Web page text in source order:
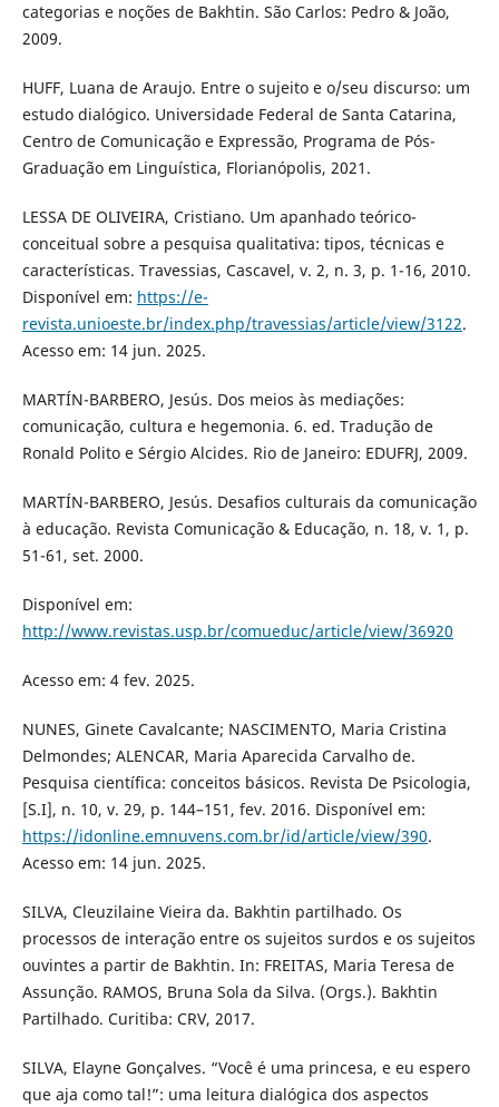
categorias e noções de Bakhtin. São Carlos: Pedro & João,
2009.
HUFF, Luana de Araujo. Entre o sujeito e o/seu discurso: um
estudo dialógico. Universidade Federal de Santa Catarina,
Centro de Comunicação e Expressão, Programa de Pós-
Graduação em Linguística, Florianópolis, 2021.
LESSA DE OLIVEIRA, Cristiano. Um apanhado teórico-
conceitual sobre a pesquisa qualitativa: tipos, técnicas e
características. Travessias, Cascavel, v. 2, n. 3, p. 1-16, 2010.
Disponível em: https://e-
revista.unioeste.br/index.php/travessias/article/view/3122.
Acesso em: 14 jun. 2025.
MARTÍN-BARBERO, Jesús. Dos meios às mediações:
comunicação, cultura e hegemonia. 6. ed. Tradução de
Ronald Polito e Sérgio Alcides. Rio de Janeiro: EDUFRJ, 2009.
MARTÍN-BARBERO, Jesús. Desafios culturais da comunicação
à educação. Revista Comunicação & Educação, n. 18, v. 1, p.
51-61, set. 2000.
Disponível em:
http://www.revistas.usp.br/comueduc/article/view/36920
Acesso em: 4 fev. 2025.
NUNES, Ginete Cavalcante; NASCIMENTO, Maria Cristina
Delmondes; ALENCAR, Maria Aparecida Carvalho de.
Pesquisa científica: conceitos básicos. Revista De Psicologia,
[S.I], n. 10, v. 29, p. 144–151, fev. 2016. Disponível em:
https://idonline.emnuvens.com.br/id/article/view/390.
Acesso em: 14 jun. 2025.
SILVA, Cleuzilaine Vieira da. Bakhtin partilhado. Os
processos de interação entre os sujeitos surdos e os sujeitos
ouvintes a partir de Bakhtin. In: FREITAS, Maria Teresa de
Assunção. RAMOS, Bruna Sola da Silva. (Orgs.). Bakhtin
Partilhado. Curitiba: CRV, 2017.
SILVA, Elayne Gonçalves. “Você é uma princesa, e eu espero
que aja como tal!”: uma leitura dialógica dos aspectos